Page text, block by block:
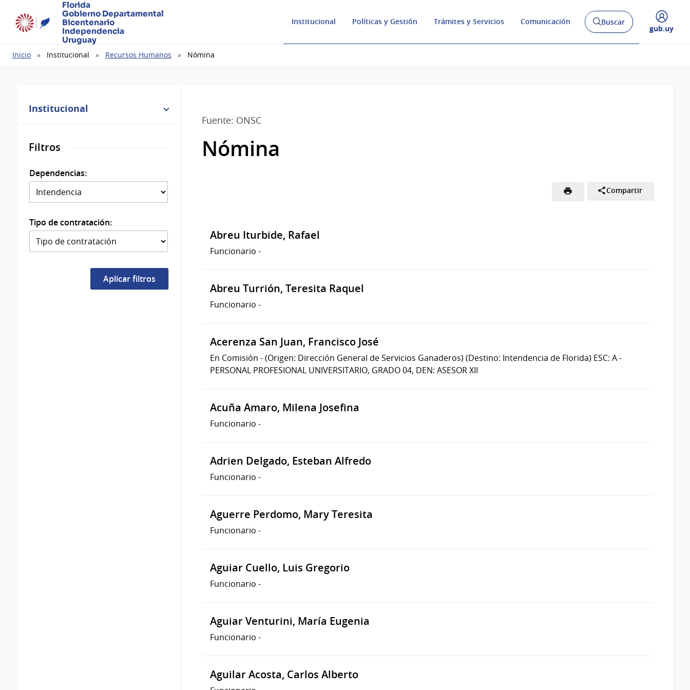
Florida
Gobierno Departamental
Bicentenario
Independencia
Uruguay
Institucional Políticas y Gestión Trámites y Servicios Comunicación
AbrirBuscar
Desplegar
gub.uy
Ruta
Inicio Institucional Recursos Humanos Nómina
Institucional
Filtros
Dependencias:
Tipo de contratación:
Fuente: ONSC
Nómina
Compartir
Abreu Iturbide, Rafael
Funcionario -
Abreu Turrión, Teresita Raquel
Funcionario -
Acerenza San Juan, Francisco José
En Comisión -(Origen: Dirección General de Servicios Ganaderos) (Destino: Intendencia de Florida) ESC: A -
PERSONAL PROFESIONAL UNIVERSITARIO, GRADO 04, DEN: ASESOR XII
Acuña Amaro, Milena Josefina
Funcionario -
Adrien Delgado, Esteban Alfredo
Funcionario -
Aguerre Perdomo, Mary Teresita
Funcionario -
Aguiar Cuello, Luis Gregorio
Funcionario -
Aguiar Venturini, María Eugenia
Funcionario -
Aguilar Acosta, Carlos Alberto